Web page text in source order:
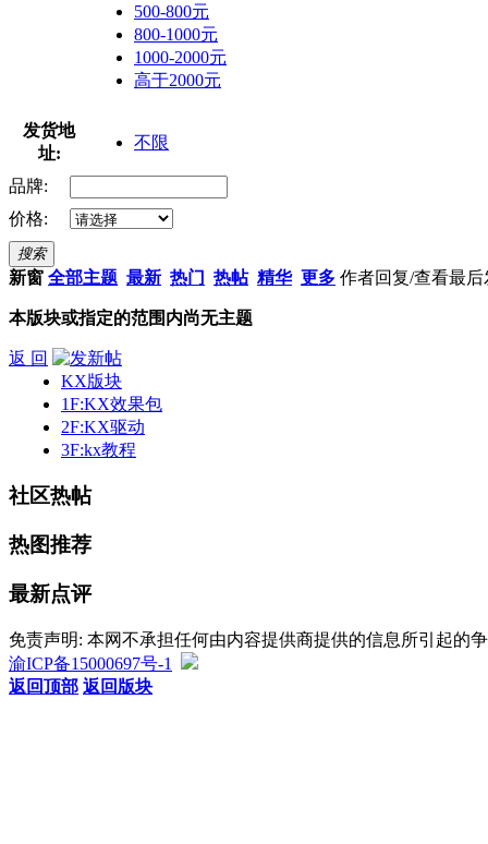
500-800元
800-1000元
1000-2000元
高于2000元
发货地
址:
不限
品牌:
价格:
搜索
新窗 全部主题 最新 热门 热帖 精华 更多 作者回复/查看最后
本版块或指定的范围内尚无主题
返 回
KX版块
1F:KX效果包
2F:KX驱动
3F:kx教程
社区热帖
热图推荐
最新点评
免责声明: 本网不承担任何由内容提供商提供的信息所引起的
渝ICP备15000697号-1
返回顶部 返回版块